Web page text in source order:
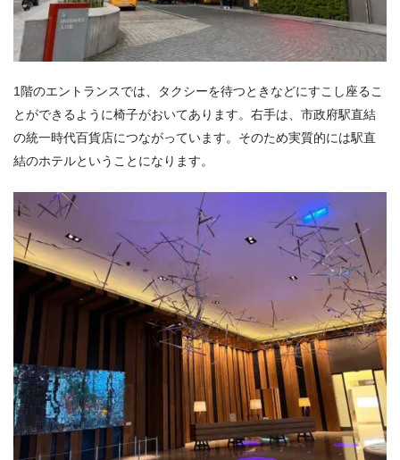
1階のエントランスでは、タクシーを待つときなどにすこし座るこ
とができるように椅子がおいてあります。右手は、市政府駅直結
の統一時代百貨店につながっています。そのため実質的には駅直
結のホテルということになります。